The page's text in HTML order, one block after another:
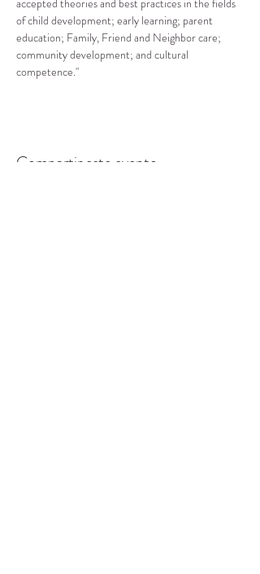
accepted theories and best practices in the fields
of child development; early learning; parent
education; Family, Friend and Neighbor care;
community development; and cultural
competence."
Compartir este evento